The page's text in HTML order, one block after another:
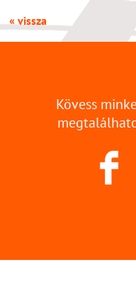
« vissza
Kövess